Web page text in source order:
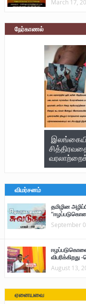
March 17,
நேர்காணல்
விமர்சனம்
தமிழின
September
August 13,
ஏனையவை